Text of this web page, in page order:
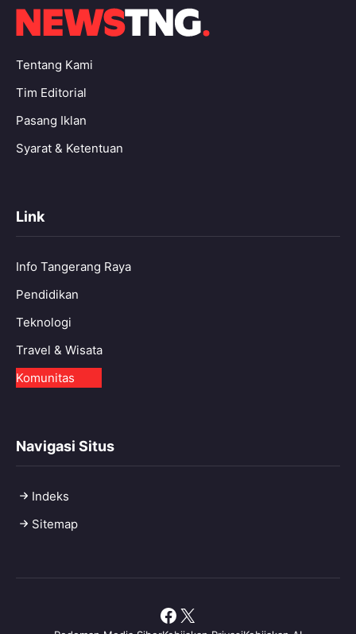
Tentang Kami
Tim Editorial
Pasang Iklan
Syarat & Ketentuan
Link
Info Tangerang Raya
Pendidikan
Teknologi
Travel & Wisata
Komunitas
Navigasi Situs
Indeks
Sitemap
Facebook
X